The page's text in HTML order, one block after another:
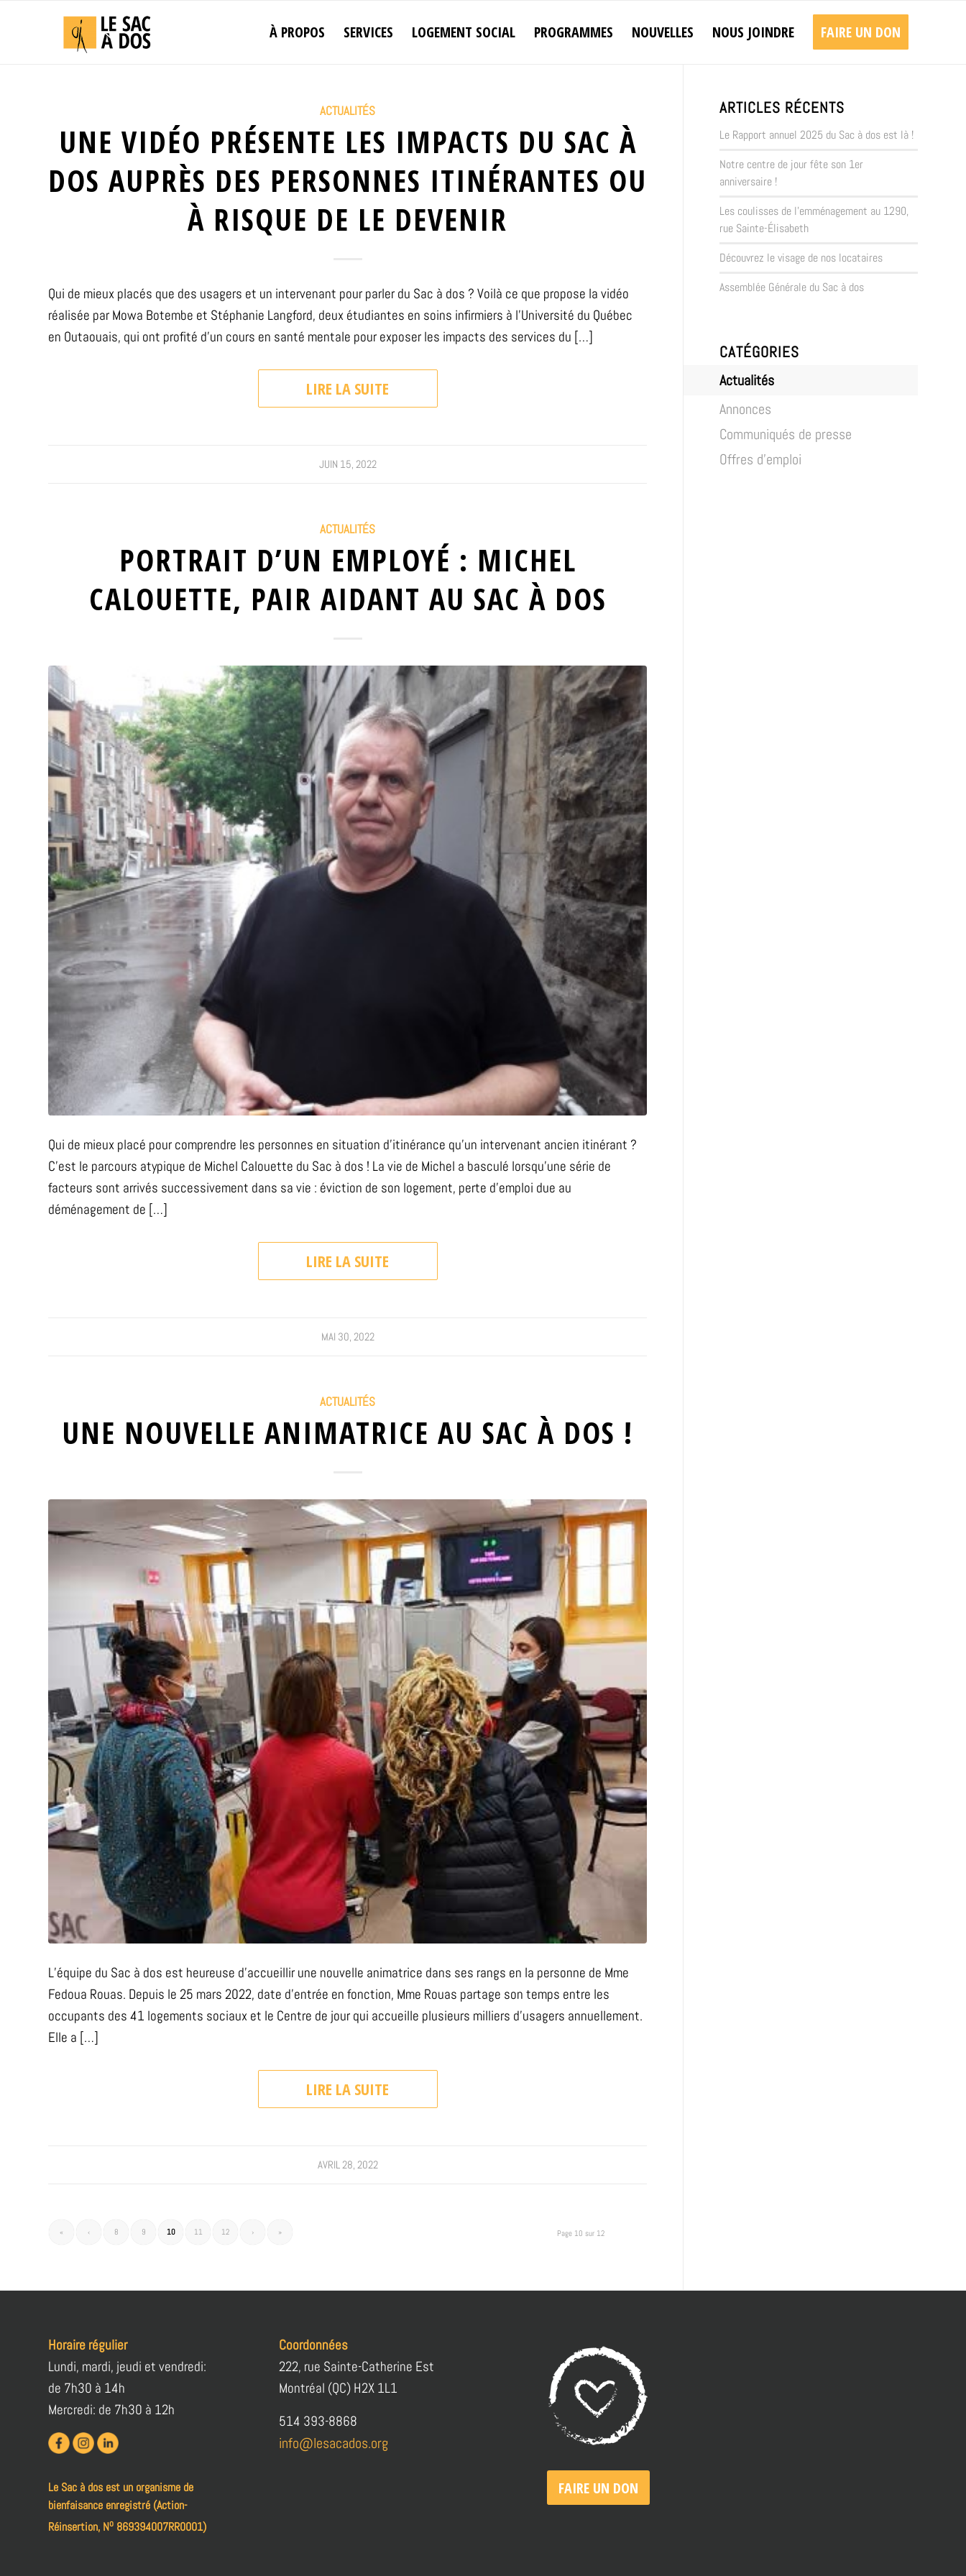
À PROPOS SERVICES LOGEMENT SOCIAL PROGRAMMES NOUVELLES NOUS JOINDRE FAIRE UN DON
ACTUALITÉS
UNE VIDÉO PRÉSENTE LES IMPACTS DU SAC À
DOS AUPRÈS DES PERSONNES ITINÉRANTES OU
À RISQUE DE LE DEVENIR
Qui de mieux placés que des usagers et un intervenant pour parler du Sac à dos ? Voilà ce que propose la vidéo
réalisée par Mowa Botembe et Stéphanie Langford, deux étudiantes en soins infirmiers à l’Université du Québec
en Outaouais, qui ont profité d’un cours en santé mentale pour exposer les impacts des services du […]
LIRE LA SUITE
JUIN 15, 2022
ACTUALITÉS
PORTRAIT D’UN EMPLOYÉ : MICHEL
CALOUETTE, PAIR AIDANT AU SAC À DOS
Qui de mieux placé pour comprendre les personnes en situation d’itinérance qu’un intervenant ancien itinérant ?
C’est le parcours atypique de Michel Calouette du Sac à dos ! La vie de Michel a basculé lorsqu’une série de
facteurs sont arrivés successivement dans sa vie : éviction de son logement, perte d’emploi due au
déménagement de […]
LIRE LA SUITE
MAI 30, 2022
ACTUALITÉS
UNE NOUVELLE ANIMATRICE AU SAC À DOS !
L’équipe du Sac à dos est heureuse d’accueillir une nouvelle animatrice dans ses rangs en la personne de Mme
Fedoua Rouas. Depuis le 25 mars 2022, date d’entrée en fonction, Mme Rouas partage son temps entre les
occupants des 41 logements sociaux et le Centre de jour qui accueille plusieurs milliers d’usagers annuellement.
Elle a […]
LIRE LA SUITE
AVRIL 28, 2022
Page 10 sur 12
« ‹ 8 9 10 11 12 › »
ARTICLES RÉCENTS
Le Rapport annuel 2025 du Sac à dos est là !
Notre centre de jour fête son 1er
anniversaire !
Les coulisses de l’emménagement au 1290,
rue Sainte-Élisabeth
Découvrez le visage de nos locataires
Assemblée Générale du Sac à dos
CATÉGORIES
Actualités
Annonces
Communiqués de presse
Offres d’emploi
Horaire régulier
Lundi, mardi, jeudi et vendredi:
de 7h30 à 14h
Mercredi: de 7h30 à 12h
Le Sac à dos est un organisme de
bienfaisance enregistré (Action-
Réinsertion, No 869394007RR0001)
Coordonnées
222, rue Sainte-Catherine Est
Montréal (QC) H2X 1L1
514 393-8868
info@lesacados.org
FAIRE UN DON